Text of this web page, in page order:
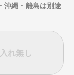
沖縄・離島は別途
れ無し